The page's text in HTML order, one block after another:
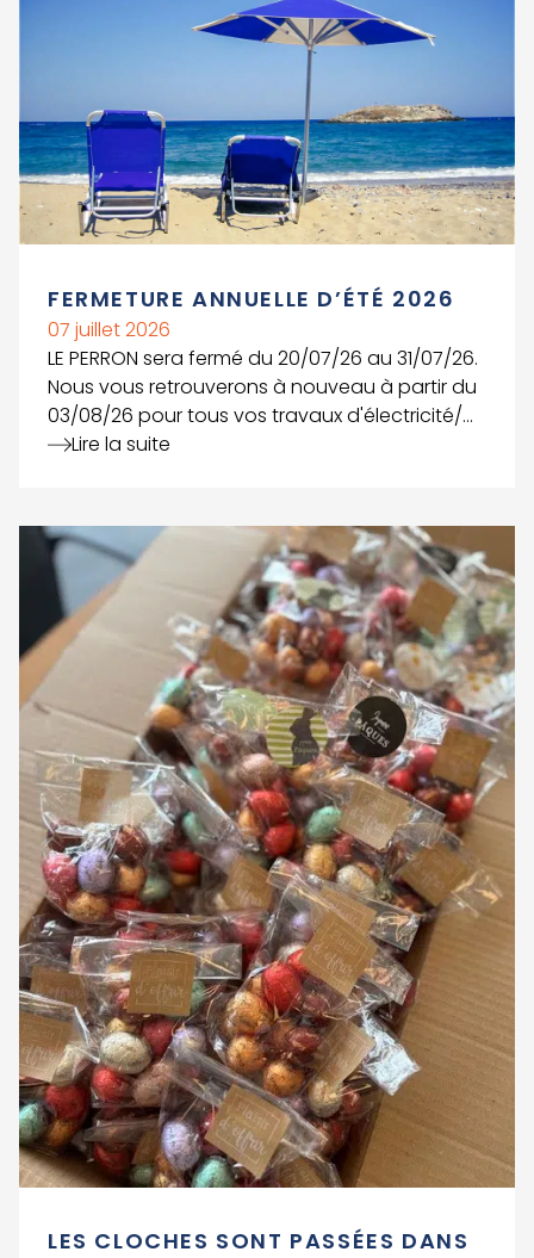
FERMETURE ANNUELLE D’ÉTÉ 2026
07 juillet 2026
LE PERRON sera fermé du 20/07/26 au 31/07/26.
Nous vous retrouverons à nouveau à partir du
03/08/26 pour tous vos travaux d'électricité/
électronique, d'emballage, de
Lire la suite
Voir le détail de l'article
LES CLOCHES SONT PASSÉES DANS